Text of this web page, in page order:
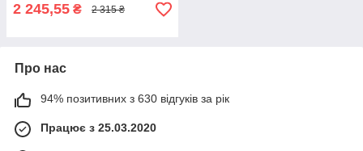
2 245,55 ₴ 2 315 ₴
Про нас
94% позитивних з 630 відгуків за рік
Працює з 25.03.2020